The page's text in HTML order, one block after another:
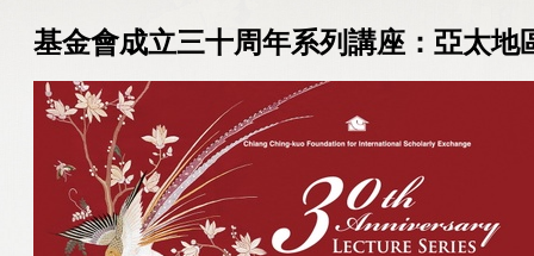
基金會成立三十周年系列講座：亞太地